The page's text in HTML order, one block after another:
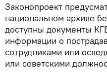
Законопроект
национальном архиве
доступны документы
информации о
сотрудниками или
или советскими